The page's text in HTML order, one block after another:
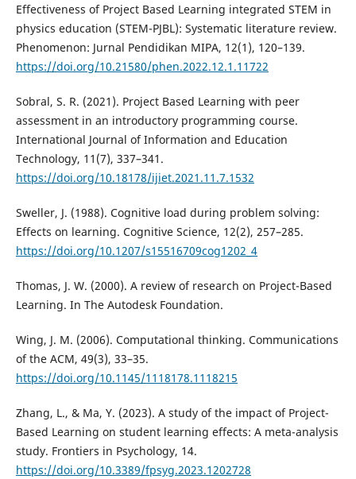
Effectiveness of Project Based Learning integrated STEM in
physics education (STEM-PJBL): Systematic literature review.
Phenomenon: Jurnal Pendidikan MIPA, 12(1), 120–139.
https://doi.org/10.21580/phen.2022.12.1.11722
Sobral, S. R. (2021). Project Based Learning with peer
assessment in an introductory programming course.
International Journal of Information and Education
Technology, 11(7), 337–341.
https://doi.org/10.18178/ijiet.2021.11.7.1532
Sweller, J. (1988). Cognitive load during problem solving:
Effects on learning. Cognitive Science, 12(2), 257–285.
https://doi.org/10.1207/s15516709cog1202_4
Thomas, J. W. (2000). A review of research on Project-Based
Learning. In The Autodesk Foundation.
Wing, J. M. (2006). Computational thinking. Communications
of the ACM, 49(3), 33–35.
https://doi.org/10.1145/1118178.1118215
Zhang, L., & Ma, Y. (2023). A study of the impact of Project-
Based Learning on student learning effects: A meta-analysis
study. Frontiers in Psychology, 14.
https://doi.org/10.3389/fpsyg.2023.1202728